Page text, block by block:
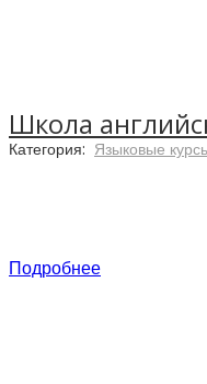
Школа
Категория: Языковые
Подробнее